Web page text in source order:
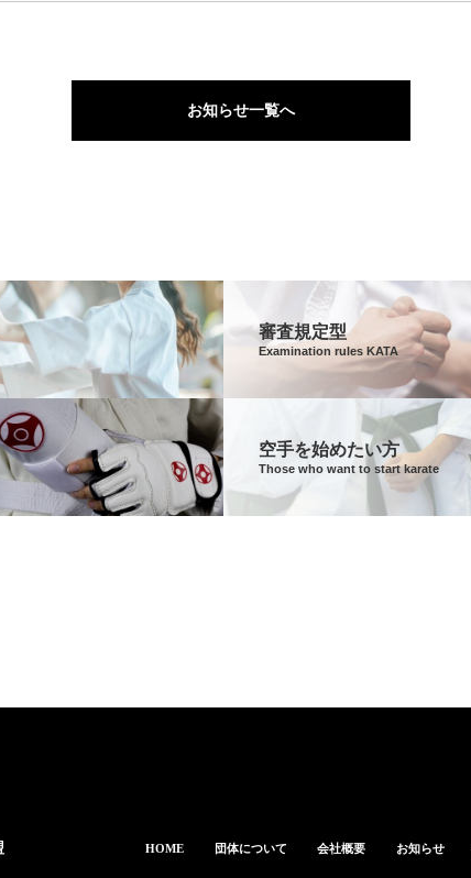
お知らせ一覧へ
審査規定型
Examination rules KATA
空手を始めたい方
Those who want to start karate
HOME 団体について 会社概要 お知らせ